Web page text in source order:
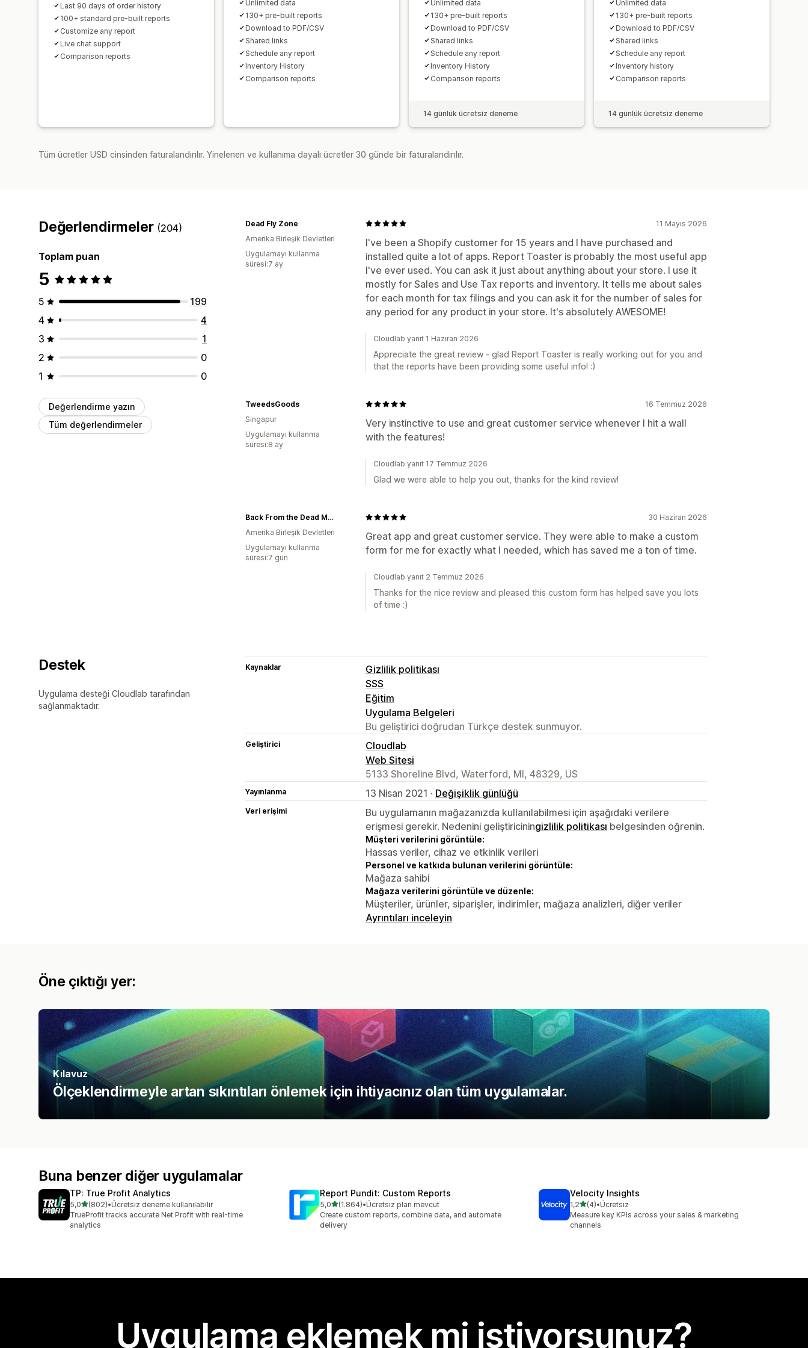
Fiyatlandırma Satış vergisi haritalaması
Banka mutabakatı
Hata çözümlemesi
Geçmiş veri aktarımı
Last 90 days of order history
100+ standard pre-built reports
Customize any report
Live chat support
Comparison reports
Unlimited data
130+ pre-built reports
Download to PDF/CSV
Shared links
Schedule any report
Inventory History
Comparison reports
Unlimited data
130+ pre-built reports
Download to PDF/CSV
Shared links
Schedule any report
Inventory History
Comparison reports
14 günlük ücretsiz deneme
Unlimited data
130+ pre-built reports
Download to PDF/CSV
Shared links
Schedule any report
Inventory history
Comparison reports
14 günlük ücretsiz deneme
Tüm ücretler USD cinsinden faturalandırılır. Yinelenen ve kullanıma dayalı ücretler 30 günde bir faturalandırılır.
Değerlendirmeler (204)
Toplam puan
5
5
199
4
4
3
1
2
0
1
0
Değerlendirme yazın
Tüm değerlendirmeler
11 Mayıs 2026
I've been a Shopify customer for 15 years and I have purchased and
installed quite a lot of apps. Report Toaster is probably the most useful app
I've ever used. You can ask it just about anything about your store. I use it
mostly for Sales and Use Tax reports and inventory. It tells me about sales
for each month for tax filings and you can ask it for the number of sales for
any period for any product in your store. It's absolutely AWESOME!
Dead Fly Zone
Amerika Birleşik Devletleri
Uygulamayı kullanma
süresi:7 ay
Cloudlab yanıt 1 Haziran 2026
Appreciate the great review - glad Report Toaster is really working out for you and
that the reports have been providing some useful info! :)
16 Temmuz 2026
Very instinctive to use and great customer service whenever I hit a wall
with the features!
TweedsGoods
Singapur
Uygulamayı kullanma
süresi:8 ay
Cloudlab yanıt 17 Temmuz 2026
Glad we were able to help you out, thanks for the kind review!
30 Haziran 2026
Great app and great customer service. They were able to make a custom
form for me for exactly what I needed, which has saved me a ton of time.
Back From the Dead Merch
Amerika Birleşik Devletleri
Uygulamayı kullanma
süresi:7 gün
Cloudlab yanıt 2 Temmuz 2026
Thanks for the nice review and pleased this custom form has helped save you lots
of time :)
Destek
Uygulama desteği Cloudlab tarafından
sağlanmaktadır.
Kaynaklar
Gizlilik politikası
SSS
Eğitim
Uygulama Belgeleri
Bu geliştirici doğrudan Türkçe destek sunmuyor.
Geliştirici
Cloudlab
Web Sitesi
5133 Shoreline Blvd, Waterford, MI, 48329, US
Yayınlanma 13 Nisan 2021 · Değişiklik günlüğü
Veri erişimi
Bu uygulamanın mağazanızda kullanılabilmesi için aşağıdaki verilere
erişmesi gerekir. Nedenini geliştiriciningizlilik politikası belgesinden öğrenin.
Müşteri verilerini görüntüle:
Hassas veriler, cihaz ve etkinlik verileri
Personel ve katkıda bulunan verilerini görüntüle:
Mağaza sahibi
Mağaza verilerini görüntüle ve düzenle:
Müşteriler, ürünler, siparişler, indirimler, mağaza analizleri, diğer veriler
Ayrıntıları inceleyin
Öne çıktığı yer:
Kılavuz
Ölçeklendirmeyle artan sıkıntıları önlemek için ihtiyacınız olan tüm uygulamalar.
Buna benzer diğer uygulamalar
TP: True Profit Analytics
5,05 yıldız üzerinden
(802)
toplam 802 değerlendirme
•Ücretsiz deneme kullanılabilir
TrueProfit tracks accurate Net Profit with real-time
analytics
Report Pundit: Custom Reports
5,05 yıldız üzerinden
(1.864)
toplam 1864 değerlendirme
•Ücretsiz plan mevcut
Create custom reports, combine data, and automate
delivery
Velocity Insights
1,25 yıldız üzerinden
(4)
toplam 4 değerlendirme
•Ücretsiz
Measure key KPIs across your sales & marketing
channels
Uygulama eklemek mi istiyorsunuz?